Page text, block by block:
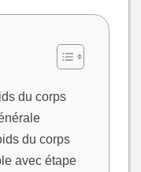
du corps
du corps
avec étape